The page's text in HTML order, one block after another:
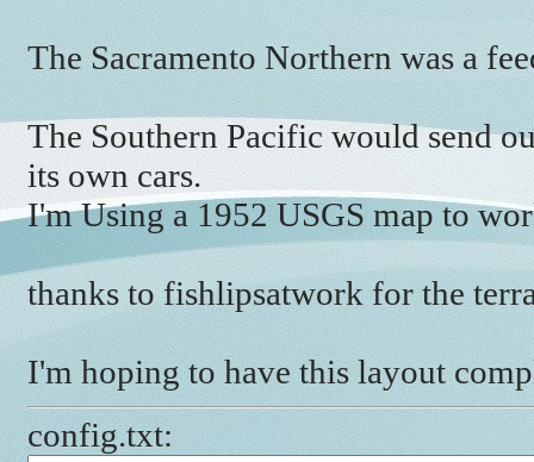
The Sacramento Northern was a
The Southern Pacific would send
its own cars.
I'm Using a 1952 USGS map to
thanks to fishlipsatwork for the
I'm hoping to have this layout
config.txt: